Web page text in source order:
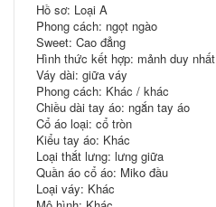
Hồ sơ: Loại A
Phong cách: ngọt ngào
Sweet: Cao đẳng
Hình thức kết hợp: mảnh duy nhất
Váy dài: giữa váy
Phong cách: Khác / khác
Chiều dài tay áo: ngắn tay áo
Cổ áo loại: cổ tròn
Kiểu tay áo: Khác
Loại thắt lưng: lưng giữa
Quần áo cổ áo: Miko đầu
Loại váy: Khác